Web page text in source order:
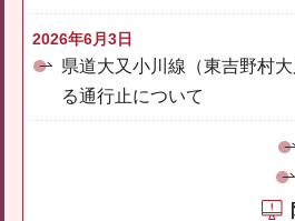
2026年6月3日
県道大又小川線（東吉野村
る通行止について